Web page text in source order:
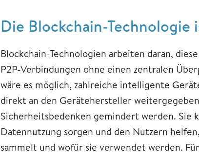
Die Blockchain-Technologie
Blockchain-Technologien arbeiten daran,
P2P-Verbindungen ohne einen zentralen
wäre es möglich, zahlreiche intelligente
direkt an den Gerätehersteller
Sicherheitsbedenken gemindert werden. Sie
Datennutzung sorgen und den Nutzern
sammelt und wofür sie verwendet werden.